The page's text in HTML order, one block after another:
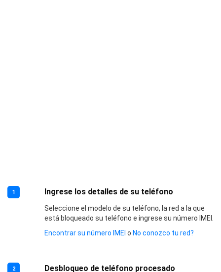
1 Ingrese los detalles de su teléfono
Seleccione el modelo de su teléfono, la red a la que
está bloqueado su teléfono e ingrese su número IMEI.
Encontrar su número IMEI o No conozco tu red?
2 Desbloqueo de teléfono procesado